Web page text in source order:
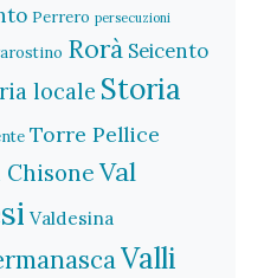
Perrero persecuzioni
Rorà Seicento
locale Storia
Torre Pellice
Chisone Val
Valdesina
Valli